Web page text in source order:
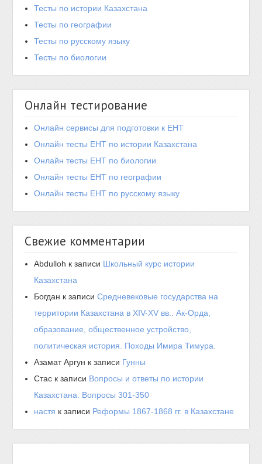
Тесты по истории Казахстана
Тесты по географии
Тесты по русскому языку
Тесты по биологии
Онлайн тестирование
Онлайн сервисы для подготовки к ЕНТ
Онлайн тесты ЕНТ по истории Казахстана
Онлайн тесты ЕНТ по биологии
Онлайн тесты ЕНТ по географии
Онлайн тесты ЕНТ по русскому языку
Свежие комментарии
Abdulloh к записи Школьный курс истории
Казахстана
Богдан к записиСредневековые государства на
территории Казахстана в XIV-XV вв.. Ак-Орда,
образование, общественное устройство,
политическая история. Походы Имира Тимура.
Азамат Аргун к записи Гунны
Стас к записи Вопросы и ответы по истории
Казахстана. Вопросы 301-350
настя к записи Реформы 1867-1868 гг. в Казахстане